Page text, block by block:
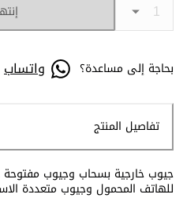
بحاجة إلى مساعدة؟ واتساب
تفاصيل المنتج
جيوب خارجية بسحاب وجيوب
للهاتف المحمول وجيوب متعددة